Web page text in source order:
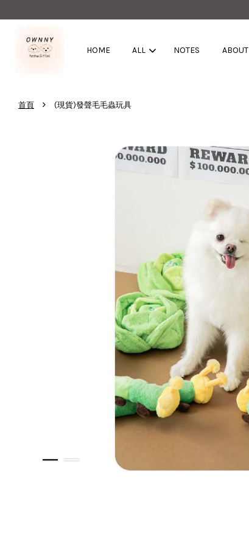
HOME ALL NOTES ABOUT
首頁 › (現貨)發聲毛毛蟲玩具